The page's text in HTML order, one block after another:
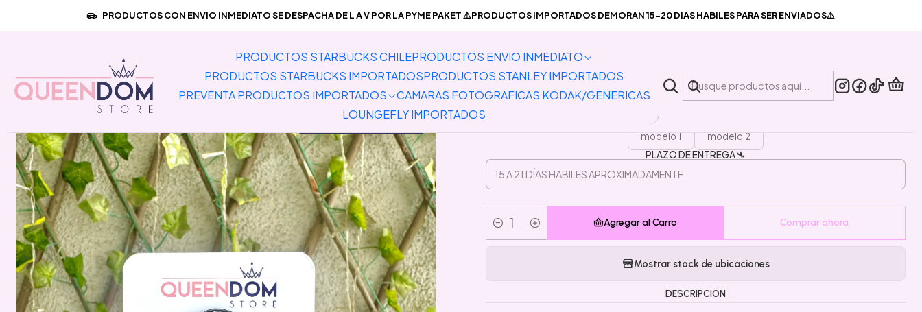
PRODUCTOS STARBUCKS CHILEPRODUCTOS ENVIO INMEDIATO
PRODUCTOS STARBUCKS IMPORTADOSPRODUCTOS STANLEY IMPORTADOS
PREVENTA PRODUCTOS IMPORTADOS
CAMARAS FOTOGRAFICAS KODAK/GENERICAS
LOUNGEFLY IMPORTADOS
PRODUCTOS CON ENVIO INMEDIATO SE DESPACHA DE L A V POR LA PYME PAKET ⚠️PRODUCTOS IMPORTADOS DEMORAN 15-20 DIAS HABILES PARA SER ENVIADOS⚠️
Inicio PREVENTA PRODUCTOS IMPORTADOS Pins Preventa Pin Marcianos Atacan
Preventa Pin Marcianos Atacan
modelo 1 modelo 2
PLAZO DE ENTREGA 🛬
Cantidad
Agregar al Carro Comprar ahora
Mostrar stock de ubicaciones
DESCRIPCIÓN